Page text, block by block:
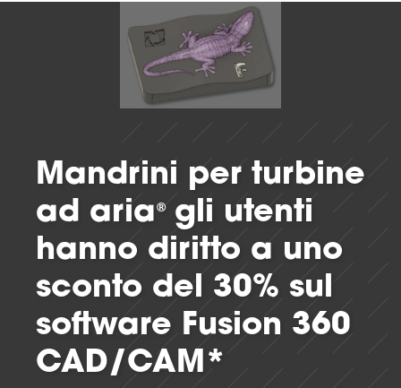
Mandrini per turbine
ad aria ®gli utenti
hanno diritto a uno
sconto del 30% sul
software Fusion 360
CAD/CAM*